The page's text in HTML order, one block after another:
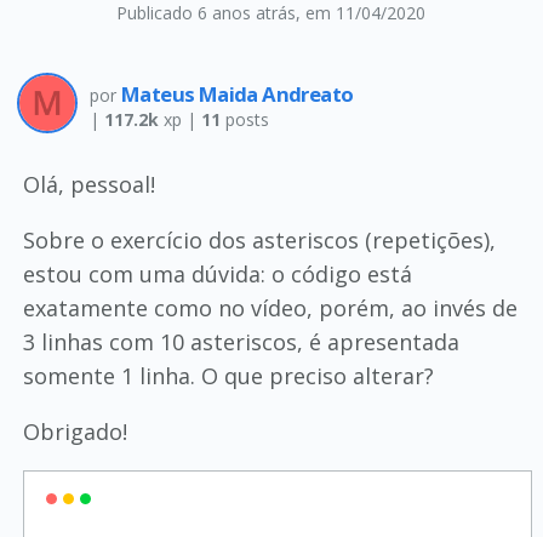
Publicado 6 anos atrás, em 11/04/2020
por Mateus Maida Andreato
| 117.2kxp | 11 posts
Olá, pessoal!
Sobre o exercício dos asteriscos (repetições),
estou com uma dúvida: o código está
exatamente como no vídeo, porém, ao invés de
3 linhas com 10 asteriscos, é apresentada
somente 1 linha. O que preciso alterar?
Obrigado!